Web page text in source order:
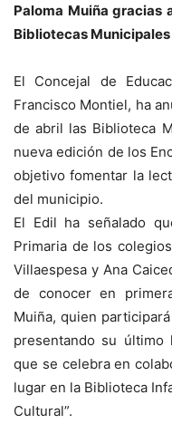
Paloma Muiña gracias
Bibliotecas
El Concejal de
Francisco Montiel, ha
de abril las Biblioteca
nueva edición de los
objetivo fomentar la
del municipio.
El Edil ha señalado
Primaria de los
Villaespesa y Ana
de conocer en
Muiña, quien
presentando su último
que se celebra en
lugar en la Biblioteca
Cultural”.